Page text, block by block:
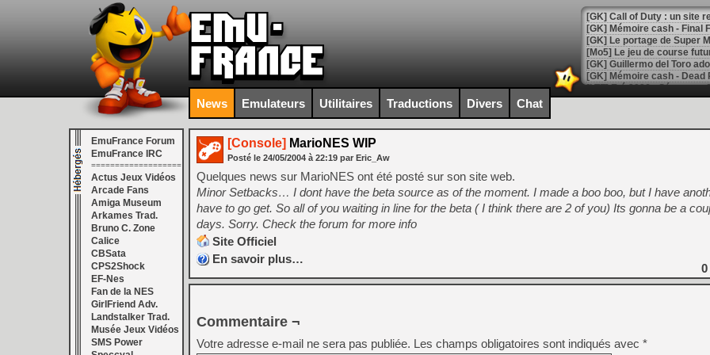
[GK] Le portage de Super
[Mo5] Le jeu de course
[GK] Guillermo del Toro
[LTF] Eté 2026 - Séquence
[GK] Mistfall Hunter :
[GK] Wo Long 2 évolue
[GK] Crossfire : un TPS à
[LS] [PS5] Premiers
[Mo5] DOOM arrive en
[GK] Bethesda fête les 30
[GK] Roblox : l'action en
[GK] Agenda - GeForce
[LS] [PS5] ps5-y2jb-
News Emulateurs Utilitaires Traductions Divers Chat
EmuFrance Forum
EmuFrance IRC
===================
Actus Jeux Vidéos
Arcade Fans
Amiga Museum
Arkames Trad.
Bruno C. Zone
Calice
CBSata
CPS2Shock
EF-Nes
Fan de la NES
GirlFriend Adv.
Landstalker Trad.
Musée Jeux Vidéos
SMS Power
[Console] MarioNES WIP
Posté le 24/05/2004 à 22:19 par Eric_Aw
Quelques news sur MarioNES ont été posté sur son site web.
Minor Setbacks… I dont have the beta source as of the moment. I made a boo boo, but I have
have to go get. So all of you waiting in line for the beta ( I think there are 2 of you) Its gonna be a
days. Sorry. Check the forum for more info
Site Officiel
En savoir plus…
0
Commentaire ¬
Votre adresse e-mail ne sera pas publiée. Les champs obligatoires sont indiqués avec *